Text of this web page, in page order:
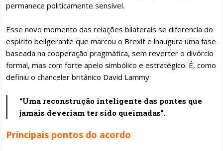
permanece politicamente sensível.
Esse novo momento das relações bilaterais se diferencia do
espírito beligerante que marcou o Brexit e inaugura uma fase
baseada na cooperação pragmática, sem reverter o divórcio
formal, mas com forte apelo simbólico e estratégico. É, como
definiu o chanceler britânico David Lammy:
“Uma reconstrução inteligente das pontes que
jamais deveriam ter sido queimadas”.
Principais pontos do acordo